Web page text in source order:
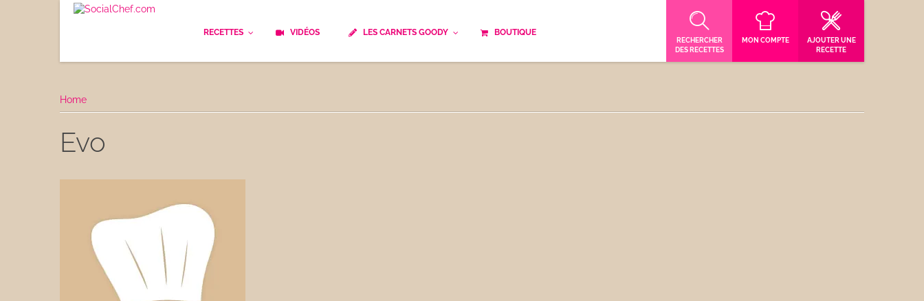
RECETTES
Le Pain
Déjeuner
Plats
VIDÉOS LES CARNETS GOODY
Spécialité culinaire
BOUTIQUE
RECHERCHER
DES RECETTES
MON COMPTE
AJOUTER UNE
RECETTE
Home
Evo